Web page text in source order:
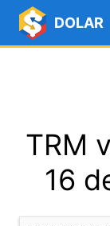
DOLAR
TRM
16